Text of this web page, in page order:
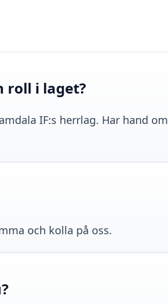
roll i laget?
IF:s herrlag. Har hand om
och kolla på oss.